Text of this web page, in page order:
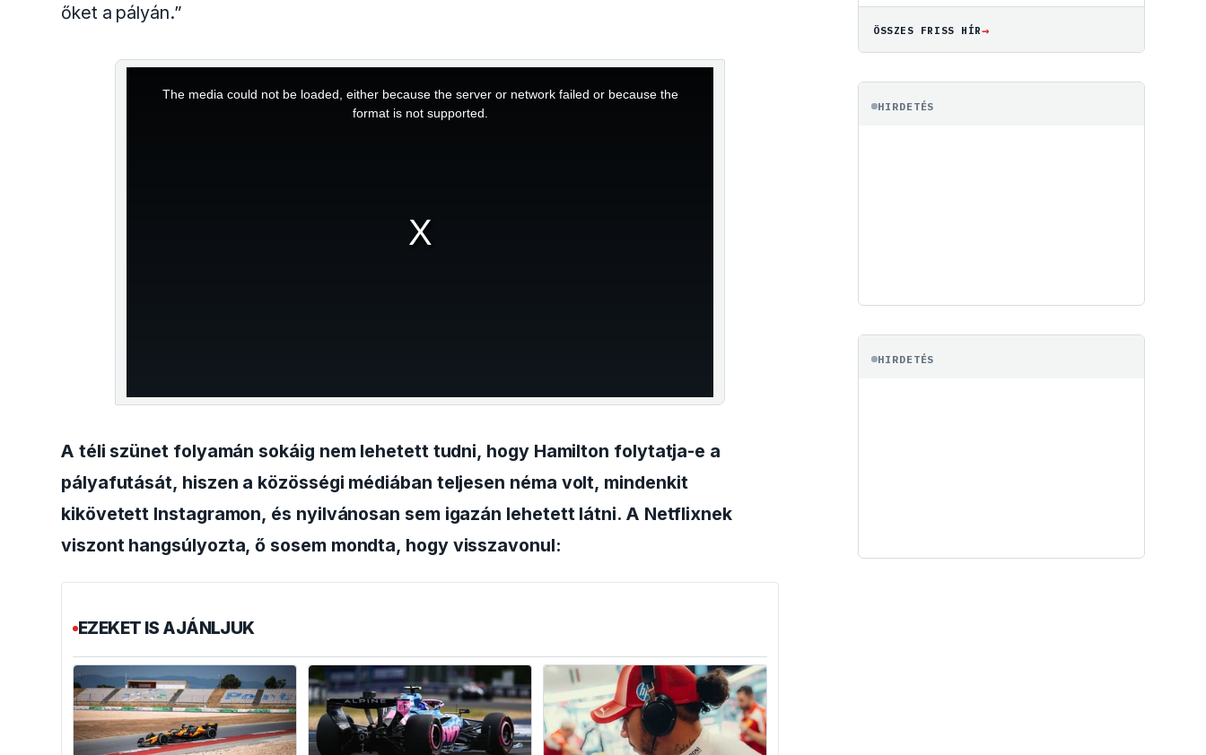
őket a pályán.”
The media could not be loaded, either because the server or network failed or because the
format is not supported.
A téli szünet folyamán sokáig nem lehetett tudni, hogy Hamilton folytatja-e a
pályafutását, hiszen a közösségi médiában teljesen néma volt, mindenkit
kikövetett Instagramon, és nyilvánosan sem igazán lehetett látni. A Netflixnek
viszont hangsúlyozta, ő sosem mondta, hogy visszavonul:
EZEKET IS AJÁNLJUK
ÖSSZES FRISS HÍR→
HIRDETÉS
HIRDETÉS